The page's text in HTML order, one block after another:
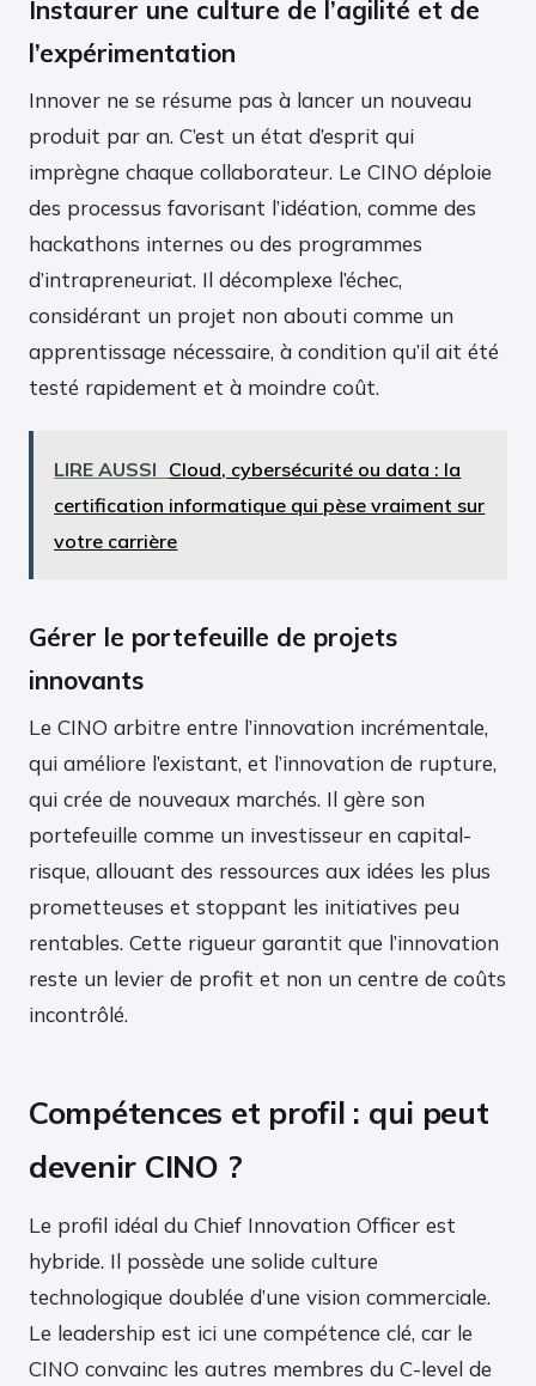
Instaurer une culture de l’agilité et de
l’expérimentation
Innover ne se résume pas à lancer un nouveau
produit par an. C’est un état d’esprit qui
imprègne chaque collaborateur. Le CINO déploie
des processus favorisant l’idéation, comme des
hackathons internes ou des programmes
d’intrapreneuriat. Il décomplexe l’échec,
considérant un projet non abouti comme un
apprentissage nécessaire, à condition qu’il ait été
testé rapidement et à moindre coût.
LIRE AUSSI Cloud, cybersécurité ou data : la
certification informatique qui pèse vraiment sur
votre carrière
Gérer le portefeuille de projets
innovants
Le CINO arbitre entre l’innovation incrémentale,
qui améliore l’existant, et l’innovation de rupture,
qui crée de nouveaux marchés. Il gère son
portefeuille comme un investisseur en capital-
risque, allouant des ressources aux idées les plus
prometteuses et stoppant les initiatives peu
rentables. Cette rigueur garantit que l’innovation
reste un levier de profit et non un centre de coûts
incontrôlé.
Compétences et profil : qui peut
devenir CINO ?
Le profil idéal du Chief Innovation Officer est
hybride. Il possède une solide culture
technologique doublée d’une vision commerciale.
Le leadership est ici une compétence clé, car le
CINO convainc les autres membres du C-level de